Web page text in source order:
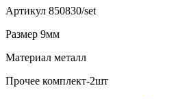
Артикул 850830/set
Размер 9мм
Материал металл
Прочее комплект-2шт